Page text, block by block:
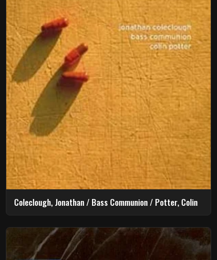
Coleclough, Jonathan / Bass Communion / Potter, Colin